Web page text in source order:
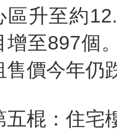
區升至約
增至897個
售價今年仍
五棍：住宅